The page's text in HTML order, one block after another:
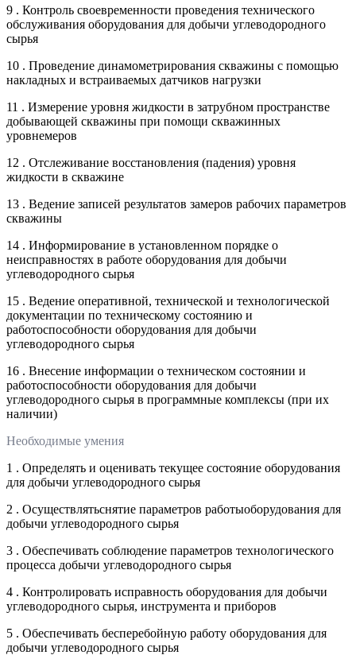
9 . Контроль своевременности проведения технического
обслуживания оборудования для добычи углеводородного
сырья
10 . Проведение динамометрирования скважины с помощью
накладных и встраиваемых датчиков нагрузки
11 . Измерение уровня жидкости в затрубном пространстве
добывающей скважины при помощи скважинных
уровнемеров
12 . Отслеживание восстановления (падения) уровня
жидкости в скважине
13 . Ведение записей результатов замеров рабочих параметров
скважины
14 . Информирование в установленном порядке о
неисправностях в работе оборудования для добычи
углеводородного сырья
15 . Ведение оперативной, технической и технологической
документации по техническому состоянию и
работоспособности оборудования для добычи
углеводородного сырья
16 . Внесение информации о техническом состоянии и
работоспособности оборудования для добычи
углеводородного сырья в программные комплексы (при их
наличии)
Необходимые умения
1 . Определять и оценивать текущее состояние оборудования
для добычи углеводородного сырья
2 . Осуществлятьснятие параметров работыоборудования для
добычи углеводородного сырья
3 . Обеспечивать соблюдение параметров технологического
процесса добычи углеводородного сырья
4 . Контролировать исправность оборудования для добычи
углеводородного сырья, инструмента и приборов
5 . Обеспечивать бесперебойную работу оборудования для
добычи углеводородного сырья